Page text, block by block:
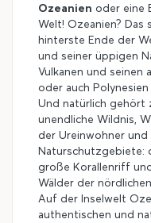
Ozeanien oder eine
Welt! Ozeanien? Das
hinterste Ende der
und seiner üppigen
Vulkanen und seinen
oder auch
Und natürlich gehört
unendliche Wildnis,
der Ureinwohner
Naturschutzgebiete:
große Korallenriff
Wälder der
Auf der Inselwelt
authentischen und